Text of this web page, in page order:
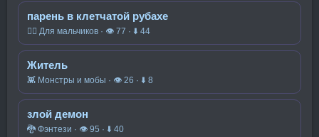
парень в клетчатой рубахе
🧍‍♂️ Для мальчиков · 👁 77 · ⬇ 44
Житель
👾 Монстры и мобы · 👁 26 · ⬇ 8
злой демон
🐉 Фэнтези · 👁 95 · ⬇ 40